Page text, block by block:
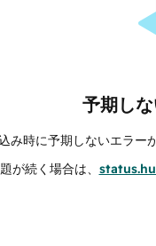
予期しな
み時に予期しないエラー
が続く場合は、